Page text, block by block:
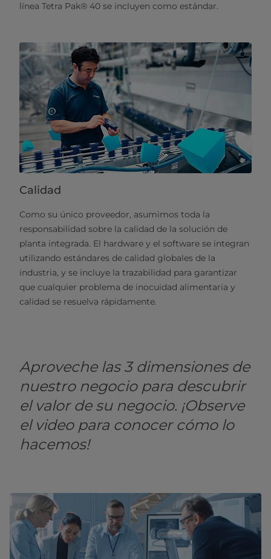
línea Tetra Pak® 40 se incluyen como estándar.
Calidad
Como su único proveedor, asumimos toda la
responsabilidad sobre la calidad de la solución de
planta integrada. El hardware y el software se integran
utilizando estándares de calidad globales de la
industria, y se incluye la trazabilidad para garantizar
que cualquier problema de inocuidad alimentaria y
calidad se resuelva rápidamente.
Aproveche las 3 dimensiones de
nuestro negocio para descubrir
el valor de su negocio. ¡Observe
el video para conocer cómo lo
hacemos!